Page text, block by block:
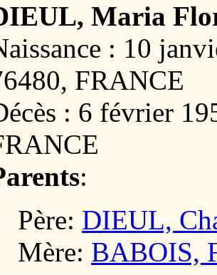
Maria
: 10
FRANCE
: 6 février
:
Père: DIEUL,
Mère: BABOIS,